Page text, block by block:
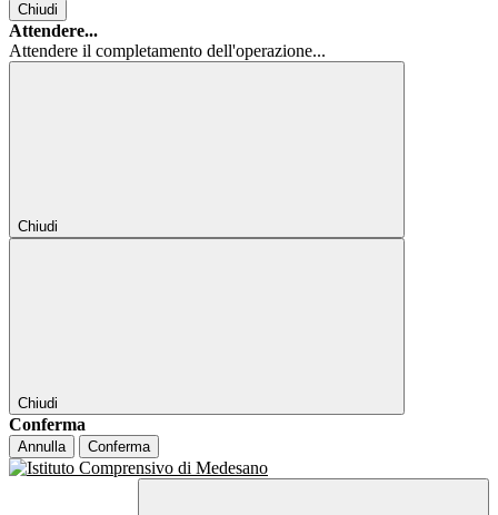
Chiudi
Attendere...
Attendere il completamento dell'operazione...
Chiudi
Chiudi
Conferma
Annulla Conferma